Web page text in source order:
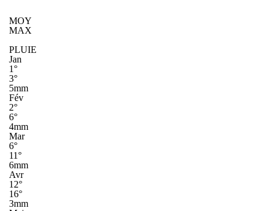
MOY
MAX
PLUIE
Jan
1°
3°
5mm
Fév
2°
6°
4mm
Mar
6°
11°
6mm
Avr
12°
16°
3mm